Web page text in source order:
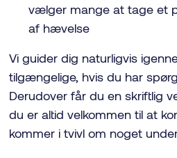
vælger mange at tage et
af hævelse
Vi guider dig naturligvis
tilgængelige, hvis du har
Derudover får du en skriftlig
du er altid velkommen til at
kommer i tvivl om noget